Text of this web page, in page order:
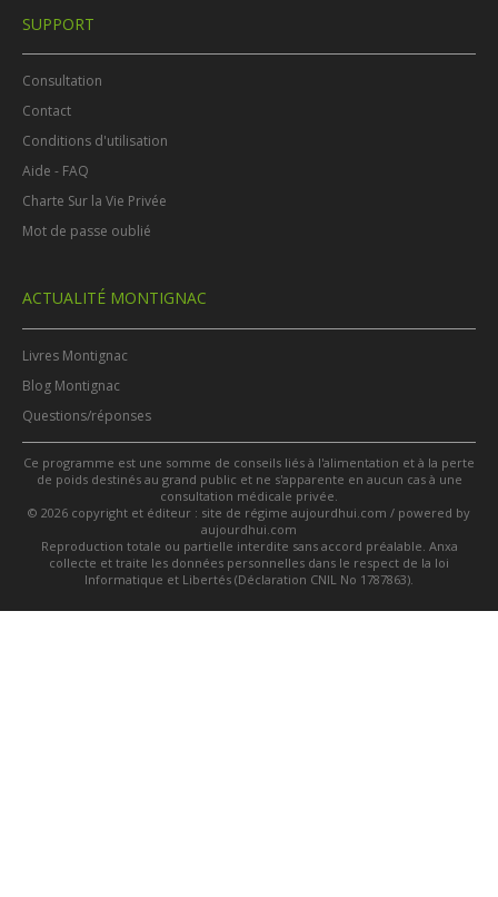
SUPPORT
Consultation
Contact
Conditions d'utilisation
Aide - FAQ
Charte Sur la Vie Privée
Mot de passe oublié
ACTUALITÉ MONTIGNAC
Livres Montignac
Blog Montignac
Questions/réponses
Ce programme est une somme de conseils liés à l'alimentation et à la perte
de poids destinés au grand public et ne s'apparente en aucun cas à une
consultation médicale privée.
© 2026 copyright et éditeur : site de régime aujourdhui.com / powered by
aujourdhui.com
Reproduction totale ou partielle interdite sans accord préalable. Anxa
collecte et traite les données personnelles dans le respect de la loi
Informatique et Libertés (Déclaration CNIL No 1787863).